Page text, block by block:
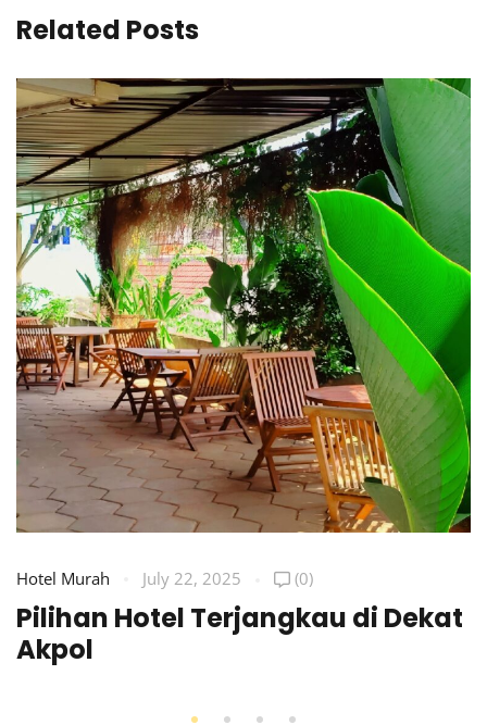
Related Posts
Hotel Murah July 22, 2025 (0)
Pilihan Hotel Terjangkau di Dekat
Akpol